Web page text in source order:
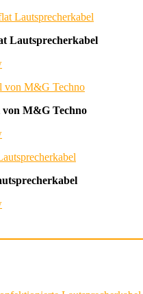
Lautsprecherkabel
M&G Techno